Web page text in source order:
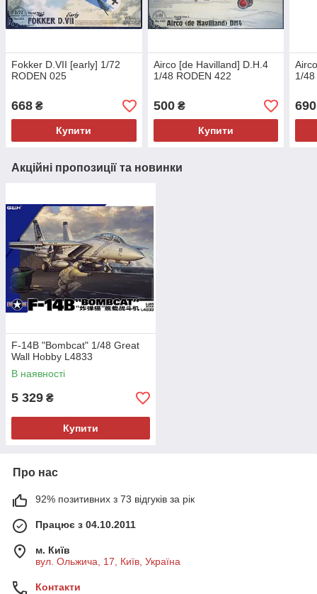
Fokker D.VII [early] 1/72
RODEN 025
668 ₴
Купити
Airco [de Havilland] D.H.4
1/48 RODEN 422
500₴
Купити
1/
690
Акційні пропозиції та новинки
F-14B "Bombcat" 1/48 Great
Wall Hobby L4833
В наявності
5 329 ₴
Купити
Про нас
92% позитивних з 73 відгуків за рік
Працює з 04.10.2011
м. Київ
вул. Ольжича, 17, Київ, Україна
Контакти